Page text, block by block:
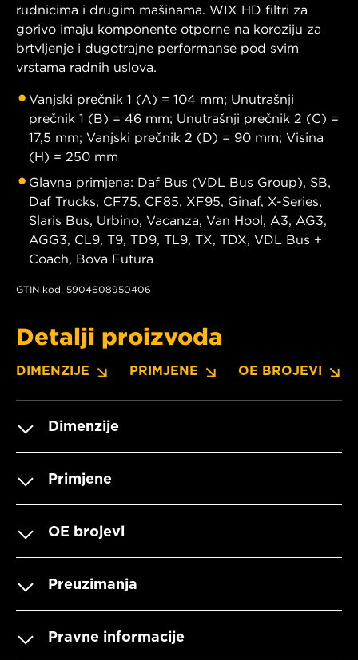
rudnicima i drugim mašinama. WIX HD filtri za
gorivo imaju komponente otporne na koroziju za
brtvljenje i dugotrajne performanse pod svim
vrstama radnih uslova.
Vanjski prečnik 1 (A) = 104 mm; Unutrašnji
prečnik 1 (B) = 46 mm; Unutrašnji prečnik 2 (C) =
17,5 mm; Vanjski prečnik 2 (D) = 90 mm; Visina
(H) = 250 mm
Glavna primjena: Daf Bus (VDL Bus Group), SB,
Daf Trucks, CF75, CF85, XF95, Ginaf, X-Series,
Slaris Bus, Urbino, Vacanza, Van Hool, A3, AG3,
AGG3, CL9, T9, TD9, TL9, TX, TDX, VDL Bus +
Coach, Bova Futura
GTIN kod: 5904608950406
Detalji proizvoda
DIMENZIJE PRIMJENE OE BROJEVI
Dimenzije
Primjene
OE brojevi
Preuzimanja
Pravne informacije